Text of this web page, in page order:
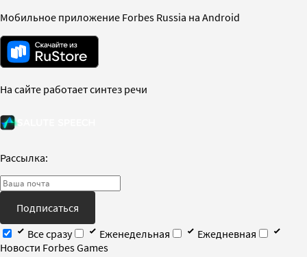
Мобильное приложение Forbes Russia на Android
На сайте работает синтез речи
Рассылка:
Подписаться
Все сразу
Еженедельная
Ежедневная
Новости Forbes Games